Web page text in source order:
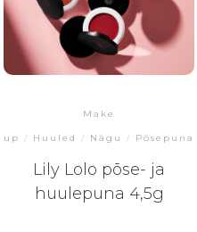
Make
up / Huuled / Nägu / Põsepunad
Lily Lolo põse- ja
huulepuna 4,5g